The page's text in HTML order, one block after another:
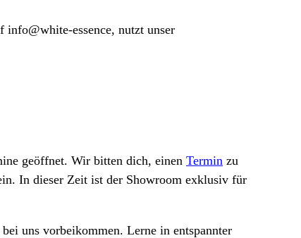
info@white-essence, nutzt unser
geöffnet. Wir bitten dich, einen Termin zu
In dieser Zeit ist der Showroom exklusiv für
uns vorbeikommen. Lerne in entspannter